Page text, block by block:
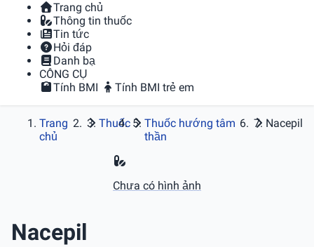
Trang chủ
Thông tin thuốc
Tin tức
Hỏi đáp
Danh bạ
CÔNG CỤ
Tính BMI
Tính BMI trẻ em
Trang
chủ
Thuốc
Thuốc hướng tâm
thần
Nacepil
Chưa có hình ảnh
Nacepil